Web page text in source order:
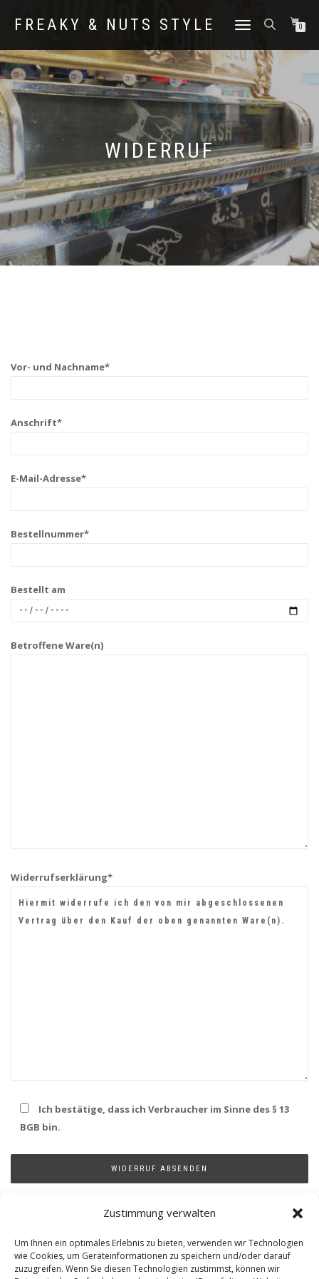
Zustimmung verwalten
Um Ihnen ein optimales Erlebnis zu bieten, verwenden wir Technologien
wie Cookies, um Geräteinformationen zu speichern und/oder darauf
zuzugreifen. Wenn Sie diesen Technologien zustimmst, können wir
FREAKY & NUTS STYLE
NAVIGATION
0
WIDERRUF
Vor- und Nachname*
Anschrift*
E-Mail-Adresse*
Bestellnummer*
Bestellt am
Betroffene Ware(n)
Widerrufserklärung*
Ich bestätige, dass ich Verbraucher im Sinne des § 13
BGB bin.